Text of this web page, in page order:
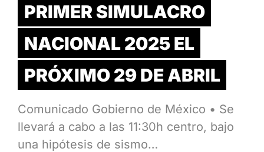
PRIMER SIMULACRO
NACIONAL 2025 EL
PRÓXIMO 29 DE ABRIL
Comunicado Gobierno de México • Se
llevará a cabo a las 11:30h centro, bajo
una hipótesis de sismo…